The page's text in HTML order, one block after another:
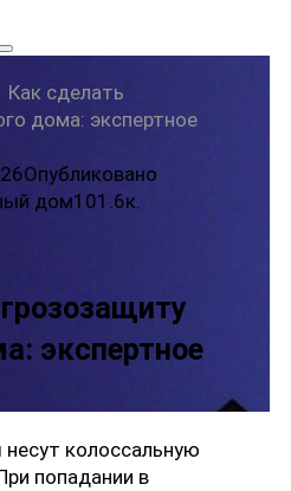
Как сделать
дома: экспертное
Опубликовано
дом101.6к.
экспертное
колоссальную
попадании в